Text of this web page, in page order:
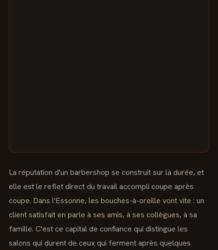
La réputation d'un barbershop se construit sur la durée, et
elle est le reflet direct du travail accompli coupe après
coupe. Dans l'Essonne, les bouches-à-oreille vont vite : un
client satisfait en parle à ses amis, à ses collègues, à sa
famille. C'est ce capital de confiance qui distingue les
salons qui durent de ceux qui ferment après quelques